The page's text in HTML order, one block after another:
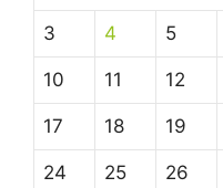
3 4 5
10 11 12
17 18 19
24 25 26